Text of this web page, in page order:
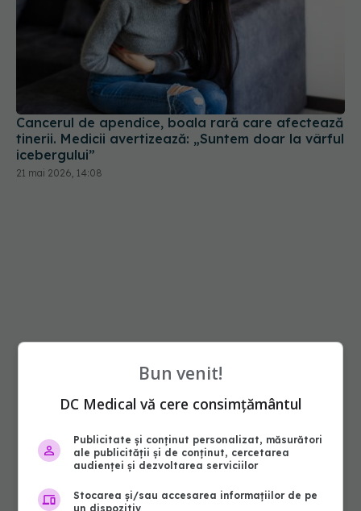
Cancerul de apendice, boala rară care afectează
tinerii. Medicii avertizează: „Suntem doar la vârful
icebergului”
21 mai 2026, 14:08
Bun venit!
DC Medical vă cere consimțământul
Publicitate și conținut personalizat, măsurători
ale publicității și de conținut, cercetarea
audienței și dezvoltarea serviciilor
Stocarea și/sau accesarea informațiilor de pe
un dispozitiv